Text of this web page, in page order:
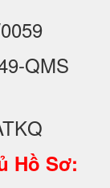
QMS
Hồ Sơ: